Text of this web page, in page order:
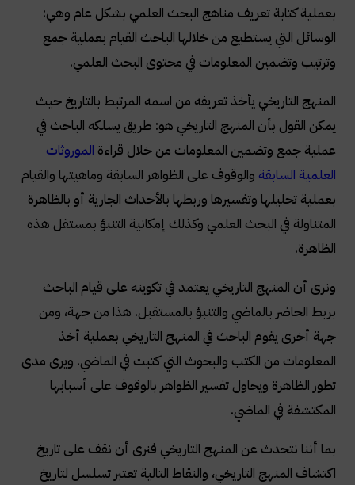
بعملية كتابة تعريف مناهج البحث العلمي بشكل عام وهي:
الوسائل التي يستطيع من خلالها الباحث القيام بعملية جمع
وترتيب وتضمين المعلومات في محتوى البحث العلمي.
المنهج التاريخي يأخذ تعريفه من اسمه المرتبط بالتاريخ حيث
يمكن القول بأن المنهج التاريخي هو: طريق يسلكه الباحث في
عملية جمع وتضمين المعلومات من خلال قراءة الموروثات
العلمية السابقة والوقوف على الظواهر السابقة وماهيتها والقيام
بعملية تحليلها وتفسيرها وربطها بالأحداث الجارية أو بالظاهرة
المتناولة في البحث العلمي وكذلك إمكانية التنبؤ بمستقل هذه
الظاهرة.
ونرى أن المنهج التاريخي يعتمد في تكوينه على قيام الباحث
بربط الحاضر بالماضي والتنبؤ بالمستقبل. هذا من جهة، ومن
جهة أخرى يقوم الباحث في المنهج التاريخي بعملية أخذ
المعلومات من الكتب والبحوث التي كتبت في الماضي. ويرى مدى
تطور الظاهرة ويحاول تفسير الظواهر بالوقوف على أسبابها
المكتشفة في الماضي.
بما أننا نتحدث عن المنهج التاريخي فنرى أن نقف على تاريخ
اكتشاف المنهج التاريخي، والنقاط التالية تعتبر تسلسل لتاريخ